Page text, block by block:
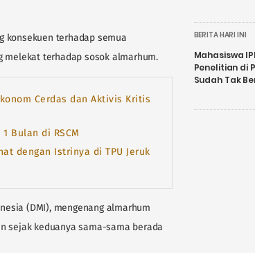
konsekuen terhadap semua
melekat terhadap sosok almarhum.
Cerdas dan Aktivis Kritis
Bulan di RSCM
dengan Istrinya di TPU Jeruk
(DMI), mengenang almarhum
sejak keduanya sama-sama berada
BERITA HARI INI
Mahasiswa
Penelitian di
Sudah Tak